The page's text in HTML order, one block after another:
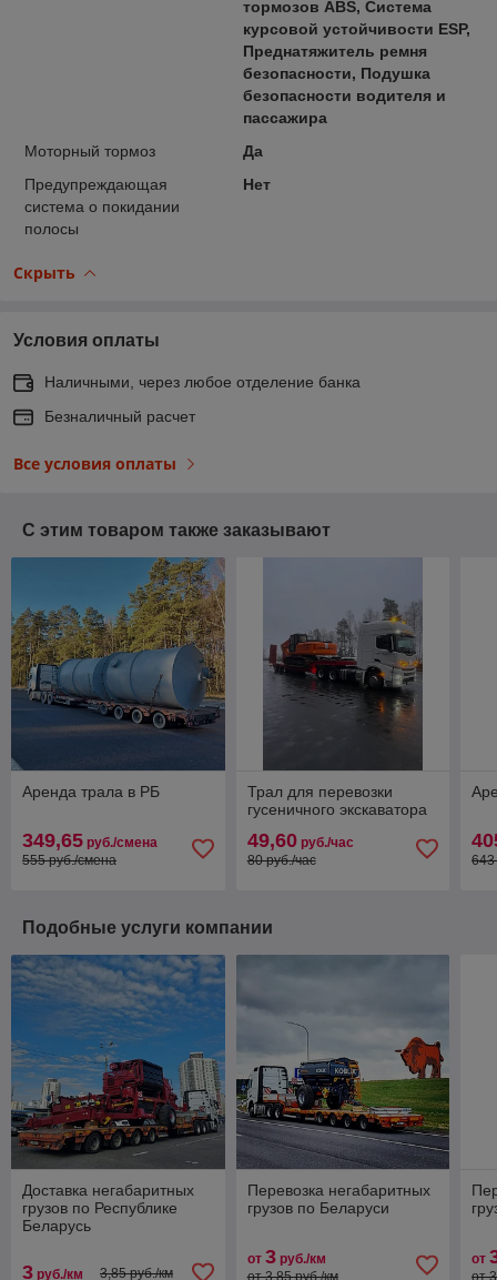
тормозов ABS, Система
курсовой устойчивости ESP,
Преднатяжитель ремня
безопасности, Подушка
безопасности водителя и
пассажира
Моторный тормоз
Да
Предупреждающая
система о покидании
полосы
Нет
Скрыть
Условия оплаты
Наличными, через любое отделение банка
Безналичный расчет
Все условия оплаты
С этим товаром также заказывают
Аренда трала в РБ
349,65 руб./смена
555 руб./смена
Трал для перевозки
гусеничного экскаватора
49,60руб./час
80 руб./час
643
Подобные услуги компании
Доставка негабаритных
грузов по Республике
Беларусь
3 руб./км 3,85 руб./км
Перевозка негабаритных
грузов по Беларуси
от 3руб./км
от 3,85 руб./км
от
от